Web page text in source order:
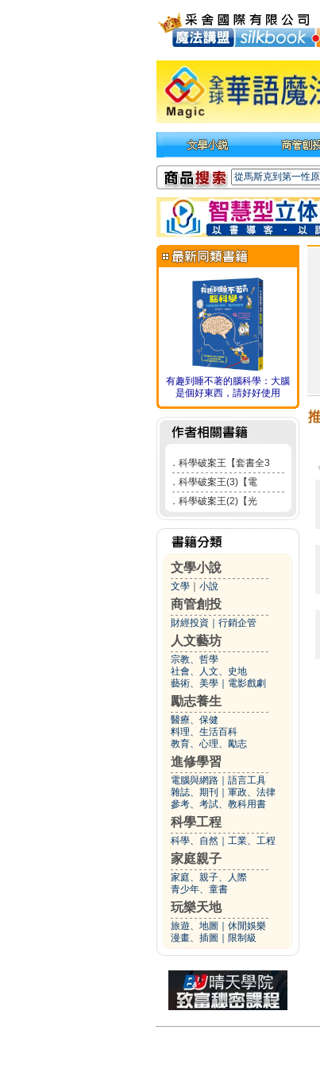
有趣到睡不著的腦科學：大腦
是個好東西，請好好使用
． 科學破案王【套書全3
． 科學破案王(3)【電
． 科學破案王(2)【光
文學小說
文學 小說
商管創投
財經投資 行銷企管
人文藝坊
宗教、哲學
社會、人文、史地
藝術、美學
電影戲劇
勵志養生
醫療、保健
料理、生活百科
教育、心理、勵志
進修學習
電腦與網路
語言工具
雜誌、期刊
軍政、法律
參考、考試、教科用書
科學工程
科學、自然 工業、工程
家庭親子
家庭、親子、人際
青少年、童書
玩樂天地
旅遊、地圖
休閒娛樂
漫畫、插圖
限制級